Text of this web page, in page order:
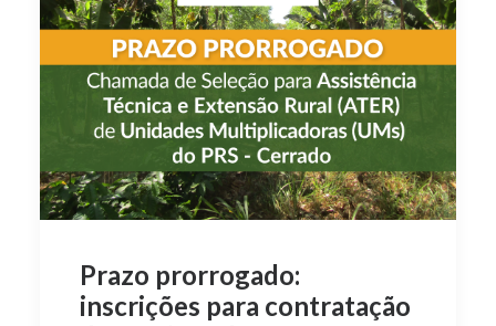
Prazo prorrogado:
inscrições para contratação